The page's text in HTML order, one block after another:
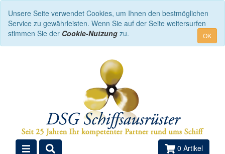
Unsere Seite verwendet Cookies, um Ihnen den bestmöglichen
Service zu gewährleisten. Wenn Sie auf der Seite weitersurfen
stimmen Sie der Cookie-Nutzung zu. OK
0 Artikel